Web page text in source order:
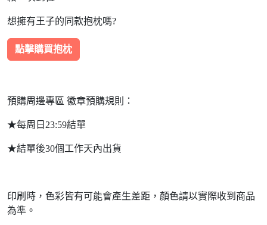
想擁有王子的同款抱枕嗎?
點擊購買抱枕
預購周邊專區 徽章預購規則：
★每周日23:59結單
★結單後30個工作天內出貨
印刷時，色彩皆有可能會產生差距，顏色請以實際收到商品
為準。